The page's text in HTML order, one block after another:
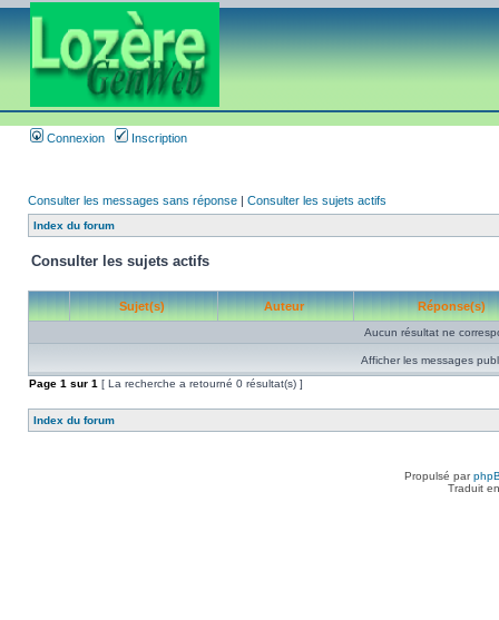
Connexion Inscription
Consulter les messages sans réponse | Consulter les sujets actifs
Index du forum
Consulter les sujets actifs
Sujet(s) Auteur Réponse(s)
Aucun résultat ne
Afficher les messages
Page 1 sur 1 [ La recherche a retourné 0 résultat(s) ]
Index du forum
Propulsé par
Traduit